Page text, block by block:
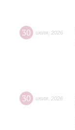
30 июля 2026
30 июля 2026